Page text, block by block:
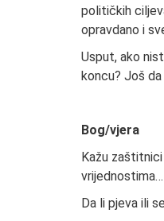
političkih
opravdano i
Usput, ako
koncu? Još
Bog/vjera
Kažu
vrijednostima…
Da li pjeva ili